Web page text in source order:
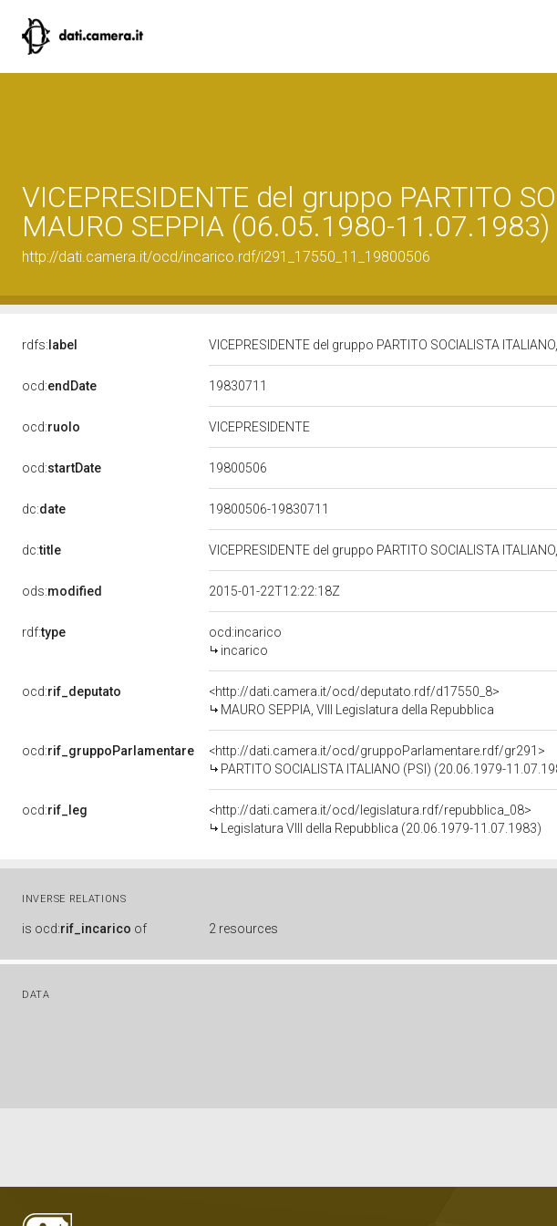
VICEPRESIDENTE del gruppo PARTITO
MAURO SEPPIA (06.05.1980-11.07.1983)
http://dati.camera.it/ocd/incarico.rdf/i291_17550_11_19800506
rdfs: label VICEPRESIDENTE del gruppo PARTITO SOCIALISTA
ocd:endDate 19830711
ocd:ruolo VICEPRESIDENTE
ocd:startDate 19800506
dc:date 19800506-19830711
dc:title VICEPRESIDENTE del gruppo PARTITO SOCIALISTA
ods:modified 2015-01-22T12:22:18Z
rdf:type
ocd:incarico
incarico
ocd:rif_deputato
<http://dati.camera.it/ocd/deputato.rdf/d17550_8>
MAURO SEPPIA, VIII Legislatura della Repubblica
ocd:rif_gruppoParlamentare
<http://dati.camera.it/ocd/gruppoParlamentare.rdf/gr291>
PARTITO SOCIALISTA ITALIANO (PSI) (20.06.1979-
ocd:rif_leg
<http://dati.camera.it/ocd/legislatura.rdf/repubblica_08>
Legislatura VIII della Repubblica (20.06.1979-11.07.1983)
INVERSE RELATIONS
is ocd:rif_incarico of 2 resources
DATA